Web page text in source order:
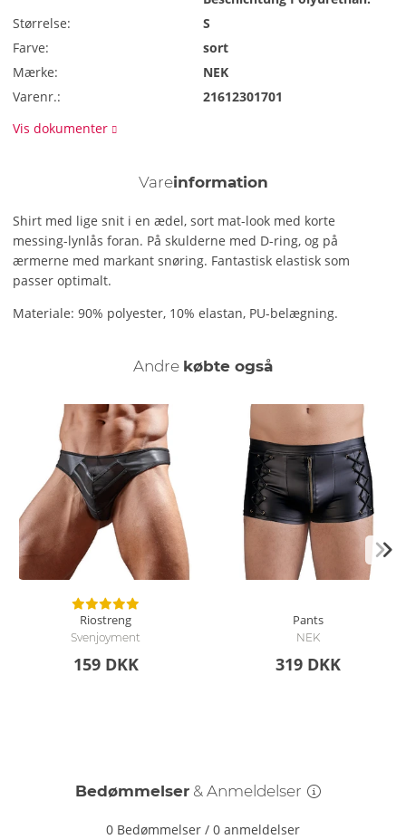
Størrelse:
S
Farve:
sort
Mærke:
NEK
Varenr.:
21612301701
Vis dokumenter
Vareinformation
Shirt med lige snit i en ædel, sort mat-look med korte
messing-lynlås foran. På skulderne med D-ring, og på
ærmerne med markant snøring. Fantastisk elastisk som
passer optimalt.
Materiale: 90% polyester, 10% elastan, PU-belægning.
Andre købte også
Riostreng
Svenjoyment
159 DKK
Pants
NEK
319 DKK
Bedømmelser & Anmeldelser
0 Bedømmelser / 0 anmeldelser